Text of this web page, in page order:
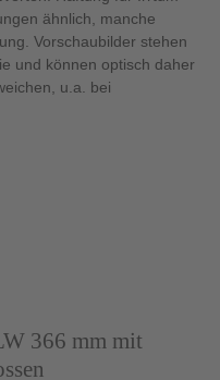
ähnlich, manche
Vorschaubilder stehen
und können optisch daher
u.a. bei
366 mm mit